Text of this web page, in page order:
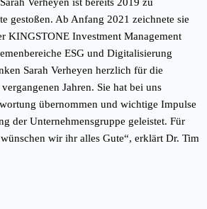
Verheyen ist bereits 2019 zu
gestoßen. Ab Anfang 2021 zeichnete sie
KINGSTONE Investment Management
ESG und Digitalisierung
Sarah Verheyen herzlich für die
Jahren. Sie hat bei uns
übernommen und wichtige Impulse
der Unternehmensgruppe geleistet. Für
wir ihr alles Gute“, erklärt Dr. Tim